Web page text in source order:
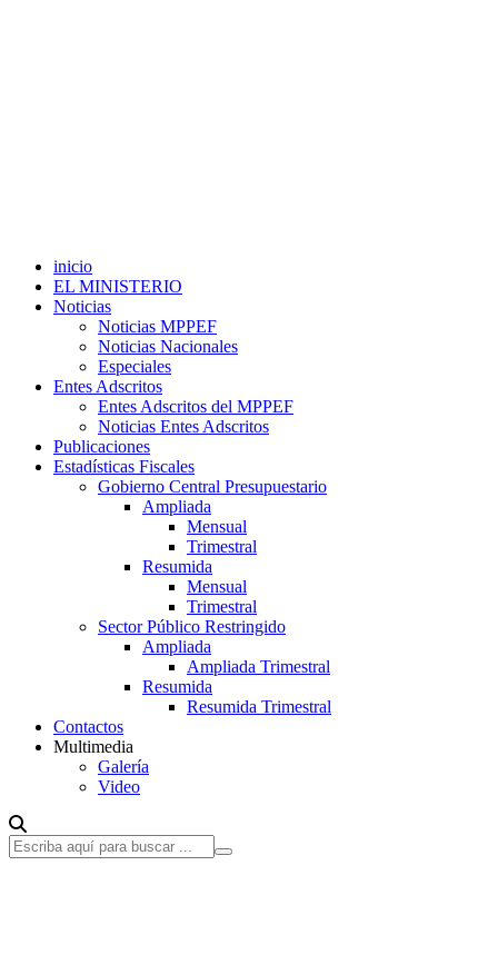
inicio
EL MINISTERIO
Noticias
Noticias MPPEF
Noticias Nacionales
Especiales
Entes Adscritos
Entes Adscritos del MPPEF
Noticias Entes Adscritos
Publicaciones
Estadísticas Fiscales
Gobierno Central Presupuestario
Ampliada
Mensual
Trimestral
Resumida
Mensual
Trimestral
Sector Público Restringido
Ampliada
Ampliada Trimestral
Resumida
Resumida Trimestral
Contactos
Multimedia
Galería
Video